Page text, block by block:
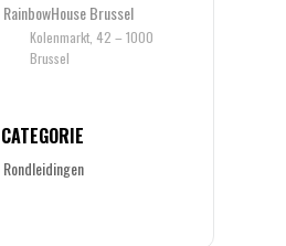
RainbowHouse Brussel
Kolenmarkt, 42 – 1000
Brussel
CATEGORIE
Rondleidingen